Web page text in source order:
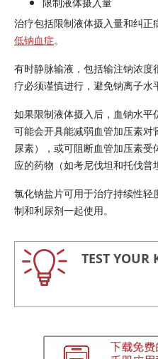
治疗包括限制液体摄入量和纠正
低钠血症。
有时静脉输液，包括输注钠浓
疗必须谨慎进行，避免钠离子水
如果限制液体摄入后，血钠水
可能会开具能减弱血管加压素对
尿素），或可阻断血管加压素受
应的药物（如考尼伐坦和托伐普
氯化钠盐片可用于治疗持续性
制和利尿剂一起使用。
TEST YOUR